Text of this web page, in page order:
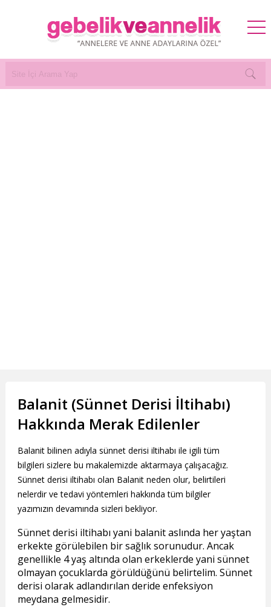
Balanit (Sünnet Derisi İltihabı)
Hakkında Merak Edilenler
Balanit bilinen adıyla sünnet derisi iltihabı ile igili tüm
bilgileri sizlere bu makalemizde aktarmaya çalışacağız.
Sünnet derisi iltihabı olan Balanit neden olur, belirtileri
nelerdir ve tedavi yöntemleri hakkında tüm bilgiler
yazımızın devamında sizleri bekliyor.
Sünnet derisi iltihabı yani balanit aslında her yaştan
erkekte görülebilen bir sağlık sorunudur. Ancak
genellikle 4 yaş altında olan erkeklerde yani sünnet
olmayan çocuklarda görüldüğünü belirtelim. Sünnet
derisi olarak adlandırılan deride enfeksiyon
meydana gelmesidir.